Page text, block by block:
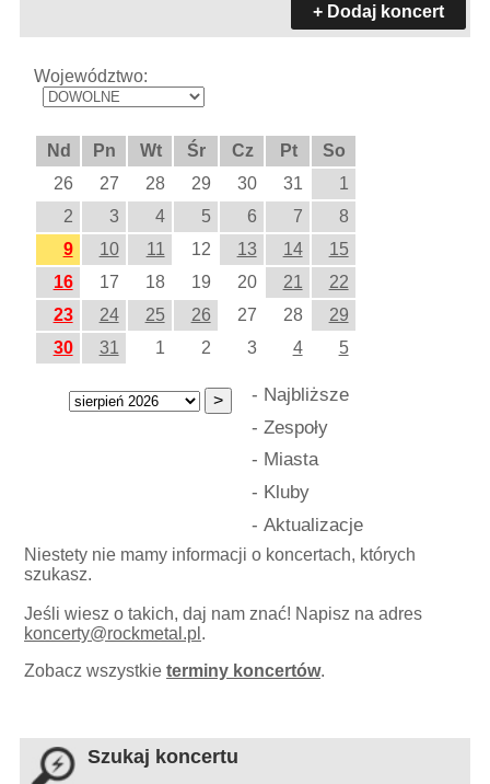
+ Dodaj koncert
Województwo:
Nd Pn Wt Śr Cz Pt
So
26
27 28 29 30 31
1
2
3 4 5 6 7
8
9
10 11 12 13 14
15
16
17 18 19 20 21
22
23
24 25 26 27 28
29
30
31 1 2 3 4 5
- Najbliższe
- Zespoły
- Miasta
- Kluby
- Aktualizacje
Niestety nie mamy informacji o koncertach, których
szukasz.
Jeśli wiesz o takich, daj nam znać! Napisz na adres
koncerty@rockmetal.pl .
Zobacz wszystkieterminy koncertów.
Szukaj koncertu